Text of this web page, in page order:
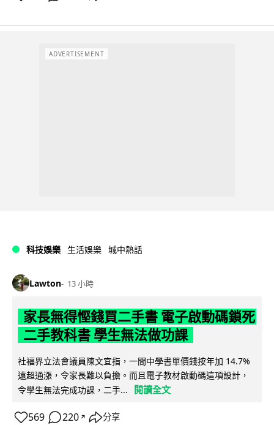
ADVERTISEMENT
科技娛樂 生活娛樂 城中熱話
Lawton 13 小時
家長無得慳錢買二手書 電子啟動碼鎖死
二手教科書 學生無法做功課
社福界立法會議員陳文宜指，一間中學書單價錢按年加 14.7%
遠超通漲，令家長難以負擔。而且電子教材啟動碼這項設計，
令學生無法完成功課，二手...
閱讀全文
569 220 ↗ 分享